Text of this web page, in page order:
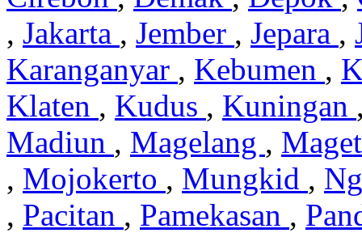
, Jakarta , Jember , Jepara ,
Karanganyar , Kebumen ,
Klaten , Kudus , Kuningan
Madiun , Magelang ,
, Mojokerto , Mungkid ,
, Pacitan , Pamekasan ,